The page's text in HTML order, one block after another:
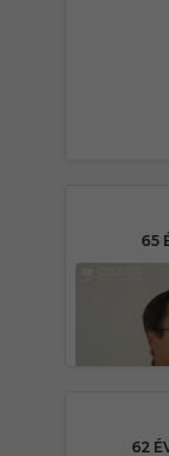
65
62